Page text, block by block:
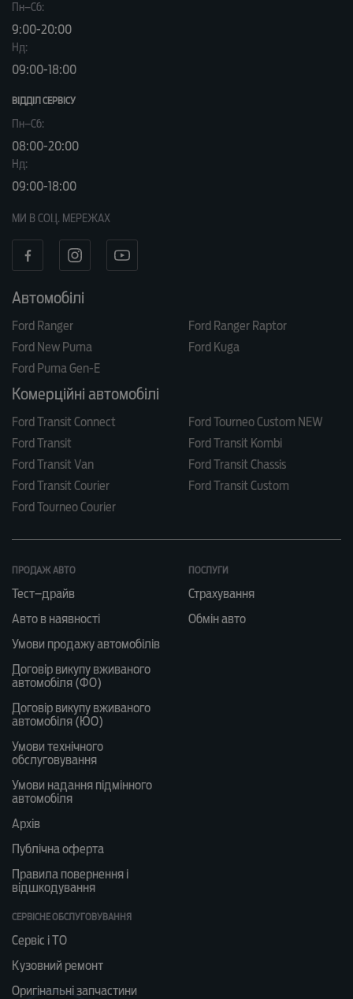
Пн–Сб:
9:00-20:00
Нд:
09:00-18:00
ВІДДІЛ CЕРВІСУ
Пн–Сб:
08:00-20:00
Нд:
09:00-18:00
МИ В СОЦ. МЕРЕЖАХ
Автомобілі
Ford Ranger
Ford Ranger Raptor
Ford New Puma
Ford Kuga
Ford Puma Gen-E
Комерційні автомобілі
Ford Transit Connect
Ford Tourneo Custom NEW
Ford Transit
Ford Transit Kombi
Ford Transit Van
Ford Transit Chassis
Ford Transit Courier
Ford Transit Custom
Ford Tourneo Courier
ПРОДАЖ АВТО
Тест–драйв
Авто в наявності
Умови продажу автомобілів
Договір викупу вживаного
автомобіля (ФО)
Договір викупу вживаного
автомобіля (ЮО)
Умови технічного
обслуговування
Умови надання підмінного
автомобіля
Архів
Публічна оферта
Правила повернення і
відшкодування
ПОСЛУГИ
Страхування
Обмін авто
СЕРВІСНЕ ОБСЛУГОВУВАННЯ
Сервіс і ТО
Кузовний ремонт
Оригінальні запчастини